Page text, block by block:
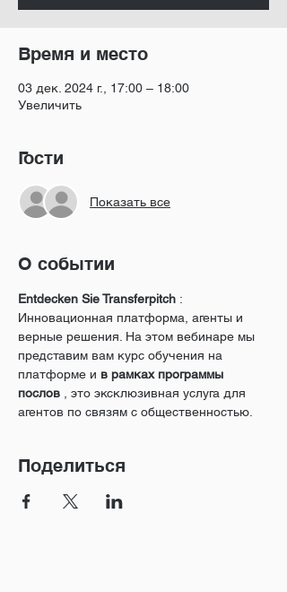
Время и место
03 дек. 2024 г., 17:00 – 18:00
Увеличить
Гости
Показать все
О событии
Entdecken Sie Transferpitch :
Инновационная платформа, агенты и
верные решения. На этом вебинаре мы
представим вам курс обучения на
платформе и в рамках программы
послов , это эксклюзивная услуга для
агентов по связям с общественностью.
Поделиться